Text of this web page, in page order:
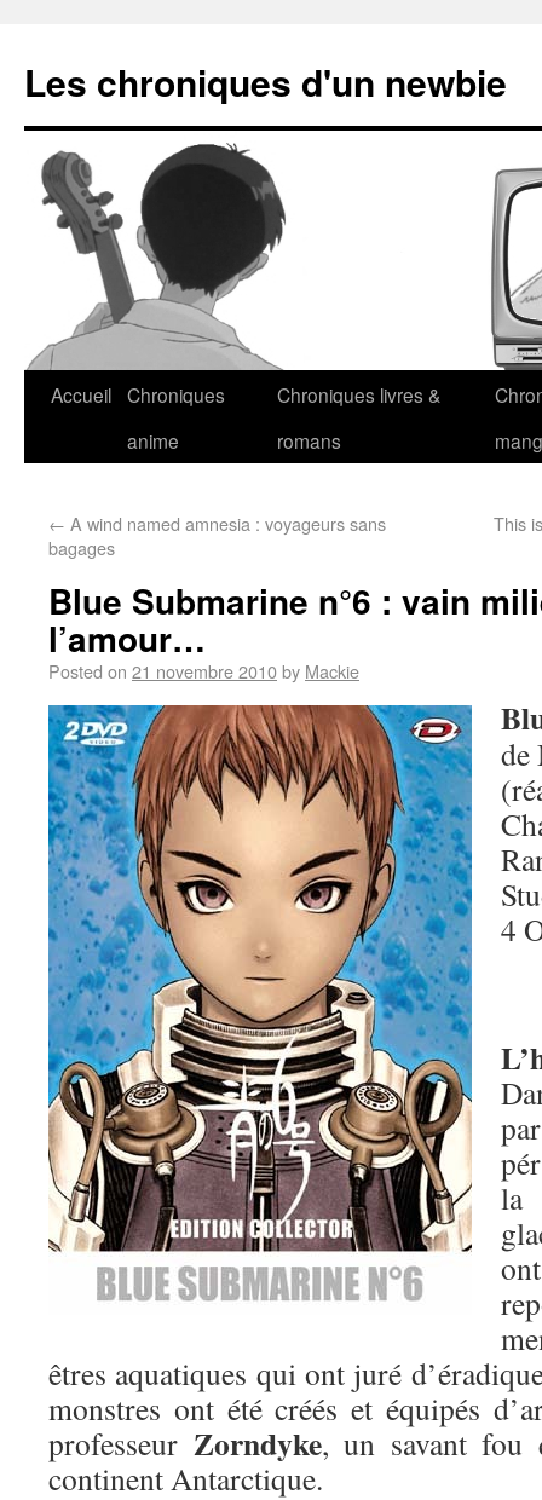
Les chroniques d'un newbie
Accueil Chroniques
anime
Chroniques livres &
romans
← A wind named amnesia : voyageurs sans
bagages
This
Blue Submarine n°6 : vain
l’amour…
Posted on 21 novembre 2010by Mackie
de
4
la
êtres aquatiques qui ont juré
monstres ont été créés et équipés
professeur Zorndyke, un savant fou
continent Antarctique.